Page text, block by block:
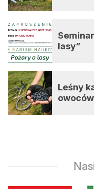
lasy”
Leśny